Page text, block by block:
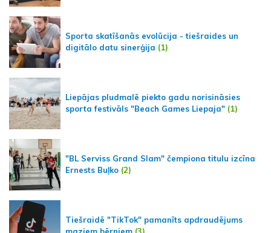
Sporta skatīšanās evolūcija - tiešraides un
digitālo datu sinerģija (1)
Liepājas pludmalē piekto gadu norisināsies
sporta festivāls "Beach Games Liepaja" (1)
"BL Serviss Grand Slam" čempiona titulu izcīna
Ernests Buļko (2)
Tiešraidē "TikTok" pamanīts apdraudējums